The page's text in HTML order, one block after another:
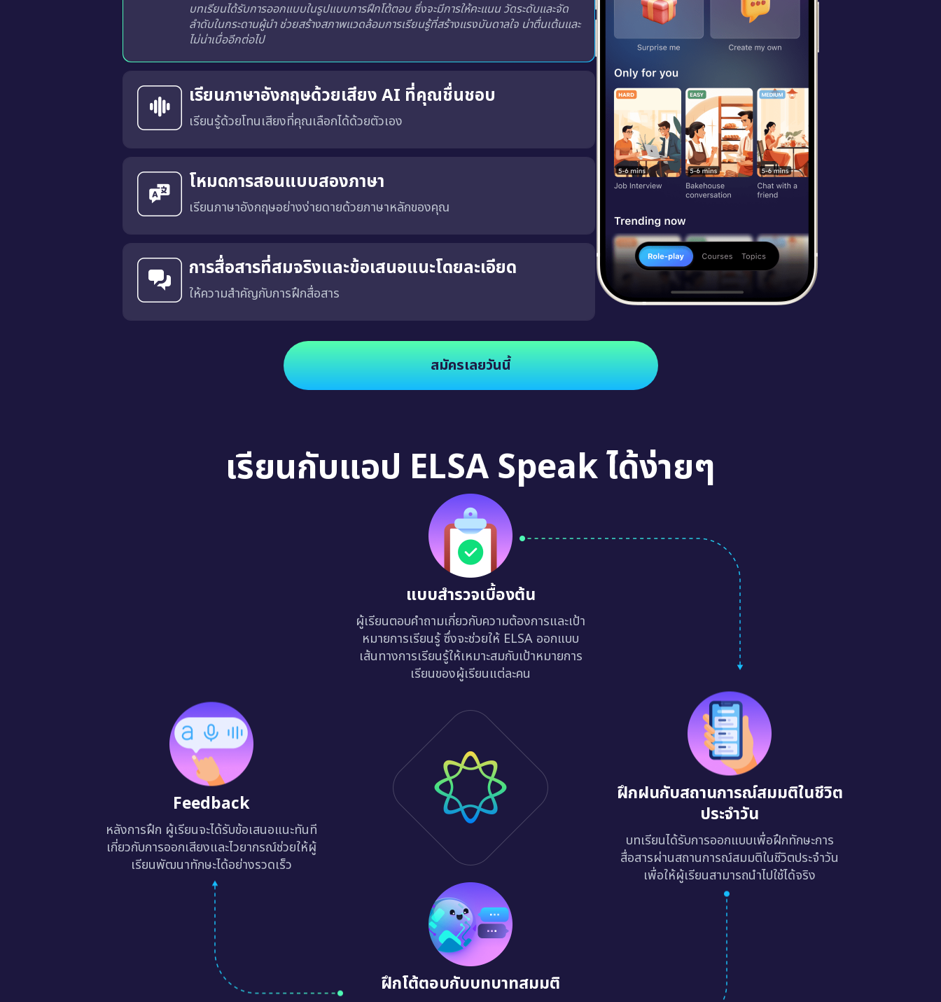
บทเรียนได้รับการออกแบบในรูปแบบการฝึกโต้ตอบ ซึ่งจะมีการให้คะแนน วัดระดับและจัด
ลำดับในกระดานผู้นำ ช่วยสร้างสภาพแวดล้อมการเรียนรู้ที่สร้างแรงบันดาลใจ น่าตื่นเต้นและ
ไม่น่าเบื่ออีกต่อไป
เรียนภาษาอังกฤษด้วยเสียง AI ที่คุณชื่นชอบ
เรียนรู้ด้วยโทนเสียงที่คุณเลือกได้ด้วยตัวเอง
โหมดการสอนแบบสองภาษา
เรียนภาษาอังกฤษอย่างง่ายดายด้วยภาษาหลักของคุณ
การสื่อสารที่สมจริงและข้อเสนอแนะโดยละเอียด
ให้ความสำคัญกับการฝึกสื่อสาร
สมัครเลยวันนี้
เรียนกับแอป ELSA Speak ได้ง่ายๆ
แบบสำรวจเบื้องต้น
ผู้เรียนตอบคำถามเกี่ยวกับความต้องการและเป้า
หมายการเรียนรู้ ซึ่งจะช่วยให้ ELSA ออกแบบ
เส้นทางการเรียนรู้ให้เหมาะสมกับเป้าหมายการ
เรียนของผู้เรียนแต่ละคน
ฝึกฝนกับสถานการณ์สมมติในชีวิต
ประจำวัน
บทเรียนได้รับการออกแบบเพื่อฝึกทักษะการ
สื่อสารผ่านสถานการณ์สมมติในชีวิตประจำวัน
เพื่อให้ผู้เรียนสามารถนำไปใช้ได้จริง
ฝึกโต้ตอบกับบทบาทสมมติ
Feedback
หลังการฝึก ผู้เรียนจะได้รับข้อเสนอแนะทันที
เกี่ยวกับการออกเสียงและไวยากรณ์ช่วยให้ผู้
เรียนพัฒนาทักษะได้อย่างรวดเร็ว